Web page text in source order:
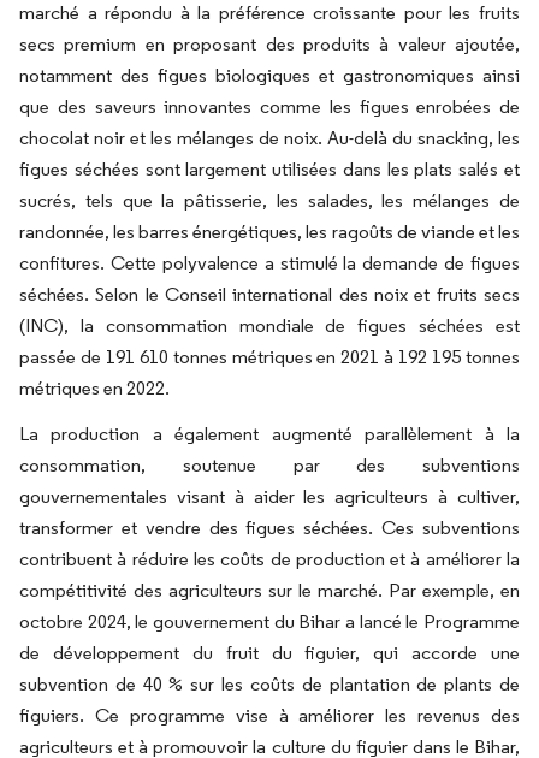
marché a répondu à la préférence croissante pour les fruits
secs premium en proposant des produits à valeur ajoutée,
notamment des figues biologiques et gastronomiques ainsi
que des saveurs innovantes comme les figues enrobées de
chocolat noir et les mélanges de noix. Au-delà du snacking, les
figues séchées sont largement utilisées dans les plats salés et
sucrés, tels que la pâtisserie, les salades, les mélanges de
randonnée, les barres énergétiques, les ragoûts de viande et les
confitures. Cette polyvalence a stimulé la demande de figues
séchées. Selon le Conseil international des noix et fruits secs
(INC), la consommation mondiale de figues séchées est
passée de 191 610 tonnes métriques en 2021 à 192 195 tonnes
métriques en 2022.
La production a également augmenté parallèlement à la
consommation, soutenue par des subventions
gouvernementales visant à aider les agriculteurs à cultiver,
transformer et vendre des figues séchées. Ces subventions
contribuent à réduire les coûts de production et à améliorer la
compétitivité des agriculteurs sur le marché. Par exemple, en
octobre 2024, le gouvernement du Bihar a lancé le Programme
de développement du fruit du figuier, qui accorde une
subvention de 40 % sur les coûts de plantation de plants de
figuiers. Ce programme vise à améliorer les revenus des
agriculteurs et à promouvoir la culture du figuier dans le Bihar,